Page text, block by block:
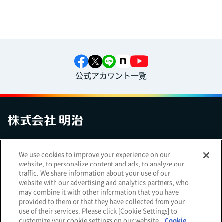
公式アカウント一覧
アクセシビリティへの対応方針ご利用規約明治グループのDX
Cookie Settings
明治ホールディングス株式会社 （ EN ｜簡体 ）
We use cookies to improve your experience on our
website, to personalize content and ads, to analyze our
traffic. We share information about your use of our
website with our advertising and analytics partners, who
may combine it with other information that you have
provided to them or that they have collected from your
use of their services. Please click [Cookie Settings] to
customize your cookie settings on our website.
Cookie